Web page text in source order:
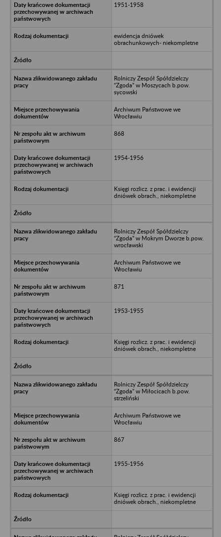
1951-1958
ewidencja dniówek
obrachunkowych- niekompletne
Rolniczy Zespół Spółdzielczy
“Zgoda” w Moszycach b.pow.
sycowski
Archiwum Państwowe we
Wrocławiu
868
1954-1956
Księgi rozlicz. z prac. i ewidencji
dniówek obrach., niekompletne
Rolniczy Zespół Spółdzielczy
“Zgoda” w Mokrym Dworze b.pow.
wrocławski
Archiwum Państwowe we
Wrocławiu
871
1953-1955
Księgi rozlicz. z prac. i ewidencji
dniówek obrach., niekompletne
Rolniczy Zespół Spółdzielczy
“Zgoda” w Miłocicach b.pow.
strzeliński
Archiwum Państwowe we
Wrocławiu
867
1955-1956
Księgi rozlicz. z prac. i ewidencji
dniówek obrach., niekompletne